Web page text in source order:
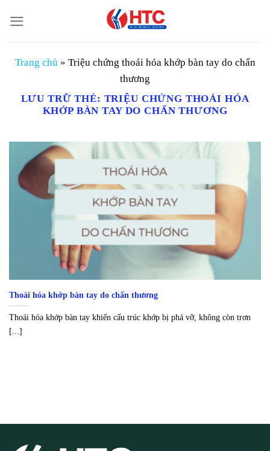
đến
nội
dungTrang chủ » Triệu chứng thoái hóa khớp bàn tay do chấn
thương
LƯU TRỮ THẺ: TRIỆU CHỨNG THOÁI HÓA
KHỚP BÀN TAY DO CHẤN THƯƠNG
Thoái hóa khớp bàn tay do chấn thương
Thoái hóa khớp bàn tay khiến cấu trúc khớp bị phá vỡ, không còn trơn
[...]